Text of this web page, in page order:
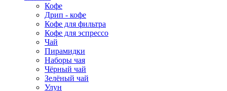
Кофе
Дрип - кофе
Кофе для фильтра
Кофе для эспрессо
Чай
Пирамидки
Наборы чая
Чёрный чай
Зелёный чай
Улун